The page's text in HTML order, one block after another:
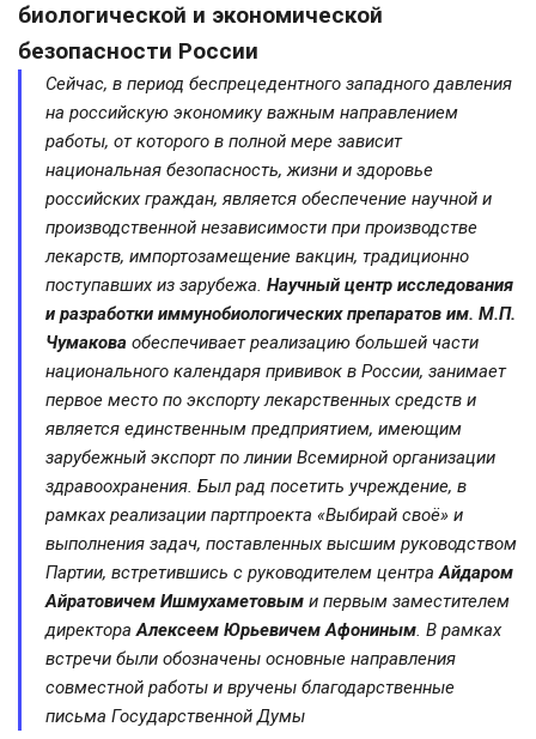
биологической и экономической
безопасности России
Сейчас, в период беспрецедентного западного давления
на российскую экономику важным направлением
работы, от которого в полной мере зависит
национальная безопасность, жизни и здоровье
российских граждан, является обеспечение научной и
производственной независимости при производстве
лекарств, импортозамещение вакцин, традиционно
поступавших из зарубежа. Научный центр исследования
и разработки иммунобиологических препаратов им. М.П.
Чумакова обеспечивает реализацию большей части
национального календаря прививок в России, занимает
первое место по экспорту лекарственных средств и
является единственным предприятием, имеющим
зарубежный экспорт по линии Всемирной организации
здравоохранения. Был рад посетить учреждение, в
рамках реализации партпроекта «Выбирай своё» и
выполнения задач, поставленных высшим руководством
Партии, встретившись с руководителем центра Айдаром
Айратовичем Ишмухаметовым и первым заместителем
директораАлексеем Юрьевичем Афониным. В рамках
встречи были обозначены основные направления
совместной работы и вручены благодарственные
письма Государственной Думы